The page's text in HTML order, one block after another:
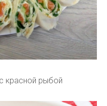
красной рыбой